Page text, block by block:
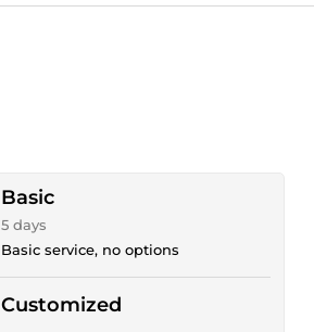
Basic
5 days
Basic service, no options
Customized